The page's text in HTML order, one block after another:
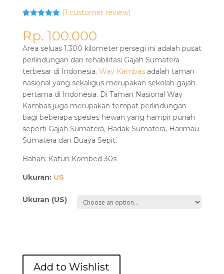
customer
rating
(1 customer review)
Rp. 100.000
Area seluas 1.300 kilometer persegi ini adalah pusat
perlindungan dan rehabilitasi Gajah Sumatera
terbesar di Indonesia. Way Kambasadalah taman
nasional yang sekaligus merupakan sekolah gajah
pertama di Indonesia. Di Taman Nasional Way
Kambas juga merupakan tempat perlindungan
bagi beberapa spesies hewan yang hampir punah
seperti Gajah Sumatera, Badak Sumatera, Harimau
Sumatera dan Buaya Sepit.
Bahan: Katun Kombed 30s
Ukuran: US
Ukuran (US)
Add to Wishlist